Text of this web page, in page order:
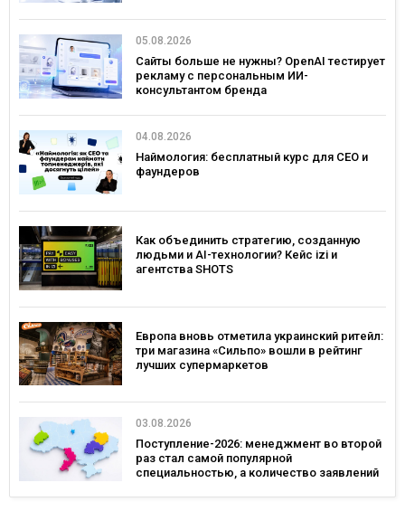
05.08.2026
Сайты больше не нужны? OpenAI тестирует
рекламу с персональным ИИ-
консультантом бренда
04.08.2026
Наймология: бесплатный курс для CEO и
фаундеров
Как объединить стратегию, созданную
людьми и AI-технологии? Кейс izi и
агентства SHOTS
Европа вновь отметила украинский ритейл:
три магазина «Сильпо» вошли в рейтинг
лучших супермаркетов
03.08.2026
Поступление-2026: менеджмент во второй
раз стал самой популярной
специальностью, а количество заявлений